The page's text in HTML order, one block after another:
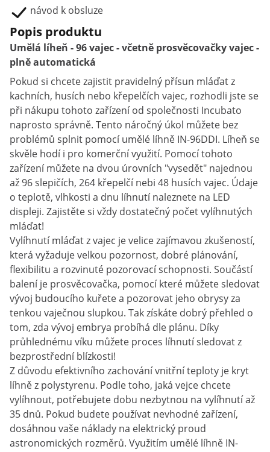
návod k obsluze
Popis produktu
Umělá líheň - 96 vajec - včetně prosvěcovačky vajec -
plně automatická
Pokud si chcete zajistit pravidelný přísun mláďat z
kachních, husích nebo křepelčích vajec, rozhodli jste se
při nákupu tohoto zařízení od společnosti Incubato
naprosto správně. Tento náročný úkol můžete bez
problémů splnit pomocí umělé líhně IN-96DDI. Líheň se
skvěle hodí i pro komerční využití. Pomocí tohoto
zařízení můžete na dvou úrovních "vysedět" najednou
až 96 slepičích, 264 křepelčí nebi 48 husích vajec. Údaje
o teplotě, vlhkosti a dnu líhnutí naleznete na LED
displeji. Zajistěte si vždy dostatečný počet vylíhnutých
mláďat!
Vylíhnutí mláďat z vajec je velice zajímavou zkušeností,
která vyžaduje velkou pozornost, dobré plánování,
flexibilitu a rozvinuté pozorovací schopnosti. Součástí
balení je prosvěcovačka, pomocí které můžete sledovat
vývoj budoucího kuřete a pozorovat jeho obrysy za
tenkou vaječnou slupkou. Tak získáte dobrý přehled o
tom, zda vývoj embrya probíhá dle plánu. Díky
průhlednému víku můžete proces líhnutí sledovat z
bezprostřední blízkosti!
Z důvodu efektivního zachování vnitřní teploty je kryt
líhně z polystyrenu. Podle toho, jaká vejce chcete
vylíhnout, potřebujete dobu nezbytnou na vylíhnutí až
35 dnů. Pokud budete používat nevhodné zařízení,
dosáhnou vaše náklady na elektrický proud
astronomických rozměrů. Využitím umělé líhně IN-